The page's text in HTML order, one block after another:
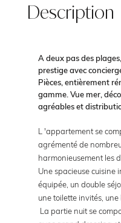
Description
A deux pas des
prestige avec
Pièces, entièrement
gamme. Vue mer,
agréables et
L 'appartement se
agrémenté de
harmonieusement les
Une spacieuse
équipée, un double
une toilette invités, une
La partie nuit se